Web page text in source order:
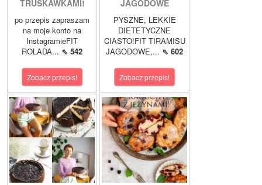
TRUSKAWKAMI!
po przepis zapraszam
na moje konto na
InstagramieFIT
ROLADA... ⇖ 542
Zobacz przepis!
JAGODOWE
PYSZNE, LEKKIE
DIETETYCZNE
CIASTO!FIT TIRAMISU
JAGODOWE,... ⇖ 602
Zobacz przepis!